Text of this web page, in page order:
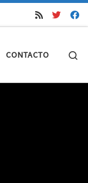
CONTACTO